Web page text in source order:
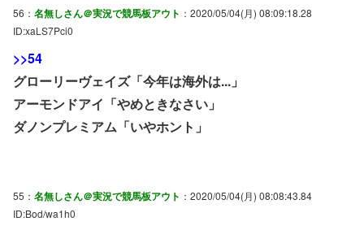
56： 名無しさん＠実況で競馬板アウト ：2020/05/04(月) 08:09:18.28
ID:xaLS7Pci0
>>54
グローリーヴェイズ「今年は海外は...」
アーモンドアイ「やめときなさい」
ダノンプレミアム「いやホント」
55： 名無しさん＠実況で競馬板アウト ：2020/05/04(月) 08:08:43.84
ID:Bod/wa1h0